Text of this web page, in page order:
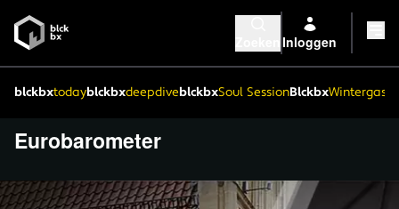
Inloggen
blckbxtodayblckbxdeepdiveblckbxSoul SessionBlckbx
Eurobarometer